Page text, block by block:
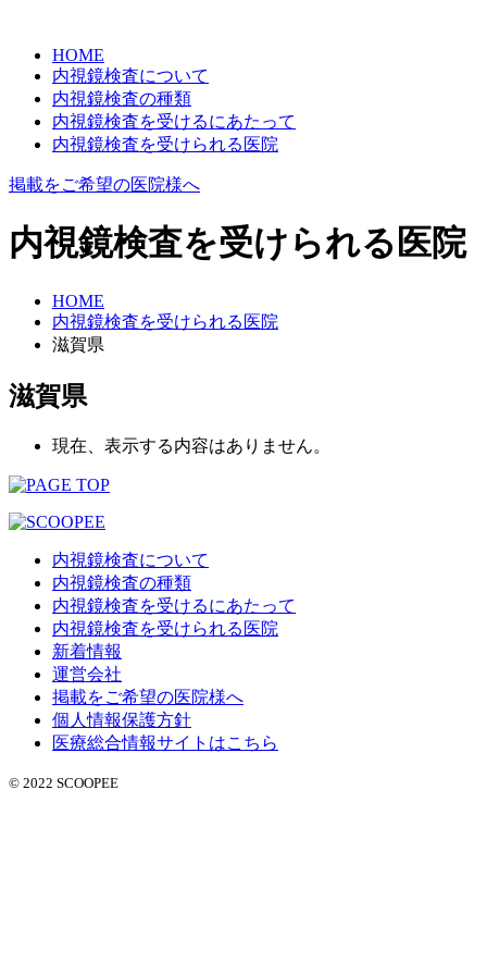
HOME
内視鏡検査について
内視鏡検査の種類
内視鏡検査を受けるにあたって
内視鏡検査を受けられる医院
掲載をご希望の医院様へ
内視鏡検査を受けられる医院
HOME
内視鏡検査を受けられる医院
滋賀県
滋賀県
現在、表示する内容はありません。
内視鏡検査について
内視鏡検査の種類
内視鏡検査を受けるにあたって
内視鏡検査を受けられる医院
新着情報
運営会社
掲載をご希望の医院様へ
個人情報保護方針
医療総合情報サイトはこちら
© 2022 SCOOPEE